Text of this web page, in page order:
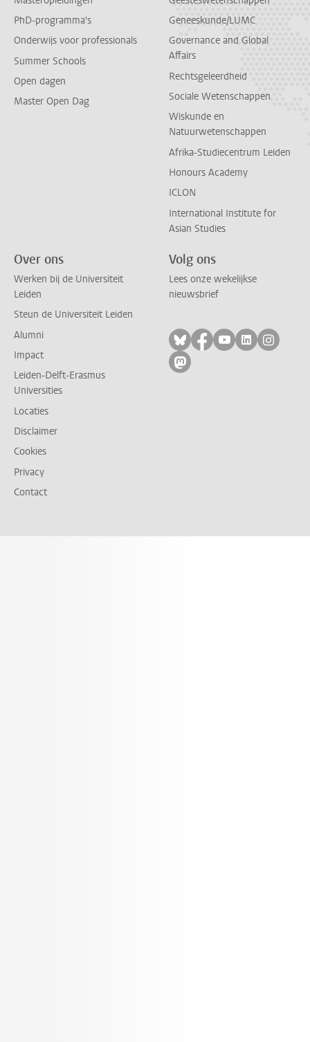
PhD-programma's
Onderwijs voor professionals
Summer Schools
Open dagen
Master Open Dag
Geneeskunde/LUMC
Governance and Global
Affairs
Rechtsgeleerdheid
Sociale Wetenschappen
Wiskunde en
Natuurwetenschappen
Afrika-Studiecentrum Leiden
Honours Academy
ICLON
International Institute for
Asian Studies
Over ons
Werken bij de Universiteit
Leiden
Steun de Universiteit Leiden
Alumni
Impact
Leiden-Delft-Erasmus
Universities
Locaties
Disclaimer
Cookies
Privacy
Contact
Volg ons
Lees onze wekelijkse
nieuwsbrief
Volg ons op bluesky
Volg ons op
Volg ons op
Volg ons
Volg
Volg ons op mastodon